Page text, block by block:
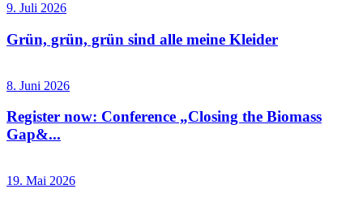
9. Juli 2026
Grün, grün, grün sind alle meine Kleider
8. Juni 2026
Register now: Conference „Closing the Biomass
Gap&...
19. Mai 2026